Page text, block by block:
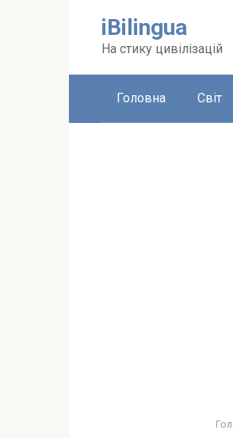
iBilingua
На стику цивілізацій
Головна Світ